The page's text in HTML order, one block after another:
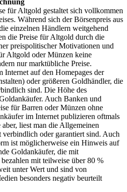
für Altgold gestaltet sich vollkommen
Während sich der Börsenpreis aus
einzelnen Händlern weitgehend
die Preise für Altgold durch die
preispolitischer Motivationen und
Altgold oder Münzen keine
nur marktübliche Preise.
Internet auf den Homepages der
oder größeren Goldhändler, die
sind. Die Höhe des
Auch Banken und
für Barren oder Münzen ohne
im Internet publizieren oftmals
liest man die Allgemeinen
verbindlich oder garantiert sind. Auch
ist möglicherweise ein Hinweis auf
Goldankäufer, die mit
mit teilweise über 80 %
unter Wert und sind von
besonders negativ beurteilt